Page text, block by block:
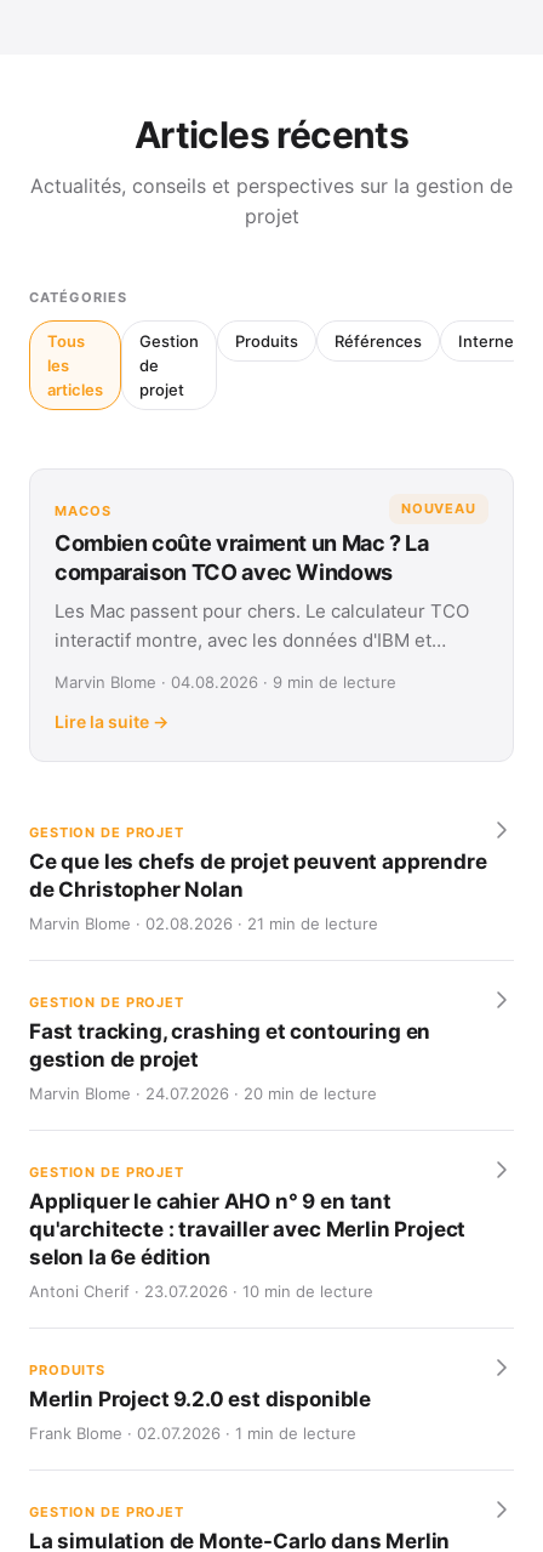
Articles récents
Actualités, conseils et perspectives sur la gestion de
projet
CATÉGORIES
Tous
les
articles
Gestion
de
projet
Produits Références Interne
NOUVEAU
MACOS
Combien coûte vraiment un Mac ? La
comparaison TCO avec Windows
Les Mac passent pour chers. Le calculateur TCO
interactif montre, avec les données d'IBM et
Marvin Blome · 04.08.2026 · 9 min de lecture
Lire la suite →
GESTION DE PROJET
Ce que les chefs de projet peuvent apprendre
de Christopher Nolan
Marvin Blome · 02.08.2026 · 21 min de lecture
GESTION DE PROJET
Fast tracking, crashing et contouring en
gestion de projet
Marvin Blome · 24.07.2026 · 20 min de lecture
GESTION DE PROJET
Appliquer le cahier AHO n° 9 en tant
qu'architecte : travailler avec Merlin Project
selon la 6e édition
Antoni Cherif · 23.07.2026 · 10 min de lecture
PRODUITS
Merlin Project 9.2.0 est disponible
Frank Blome · 02.07.2026 · 1 min de lecture
GESTION DE PROJET
La simulation de Monte-Carlo dans Merlin